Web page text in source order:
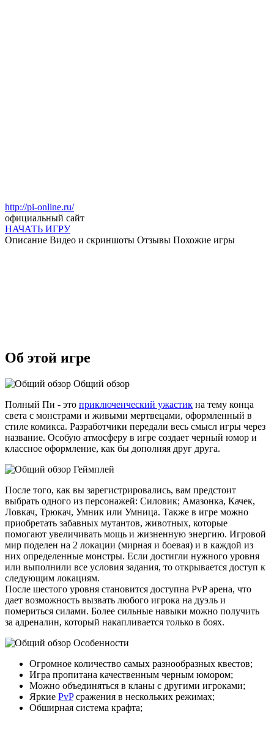
http://pi-online.ru/
официальный сайт
НАЧАТЬ ИГРУ
Описание Видео и скриншоты Отзывы Похожие игры
Об этой игре
Общий обзор
Полный Пи - это приключенческий ужастик на тему конца
света с монстрами и живыми мертвецами, оформленный в
стиле комикса. Разработчики передали весь смысл игры через
название. Особую атмосферу в игре создает черный юмор и
классное оформление, как бы дополняя друг друга.
Геймплей
После того, как вы зарегистрировались, вам предстоит
выбрать одного из персонажей: Силовик; Амазонка, Качек,
Ловкач, Трюкач, Умник или Умница. Также в игре можно
приобретать забавных мутантов, животных, которые
помогают увеличивать мощь и жизненную энергию. Игровой
мир поделен на 2 локации (мирная и боевая) и в каждой из
них определенные монстры. Если достигли нужного уровня
или выполнили все условия задания, то открывается доступ к
следующим локациям.
После шестого уровня становится доступна PvP арена, что
дает возможность вызвать любого игрока на дуэль и
помериться силами. Более сильные навыки можно получить
за адреналин, который накапливается только в боях.
Особенности
Огромное количество самых разнообразных квестов;
Игра пропитана качественным черным юмором;
Можно объединяться в кланы с другими игроками;
Яркие PvPсражения в нескольких режимах;
Обширная система крафта;